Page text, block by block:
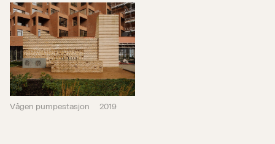
Vågen pumpestasjon 2019